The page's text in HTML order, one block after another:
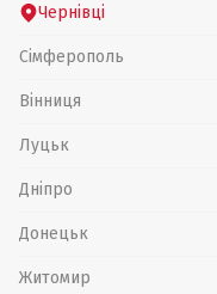
Чернівці
Сімферополь
Вінниця
Луцьк
Дніпро
Донецьк
Житомир